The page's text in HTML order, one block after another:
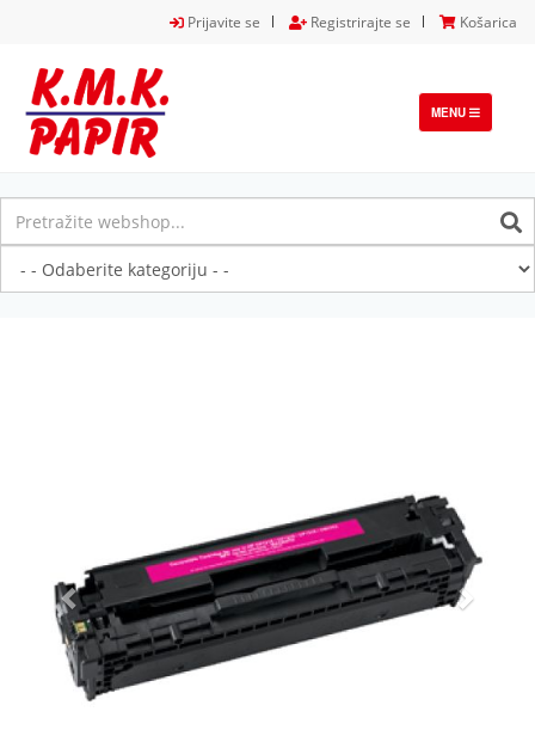
Prijavite se Registrirajte se Košarica
TOGGLE
NAVIGATION
MENU